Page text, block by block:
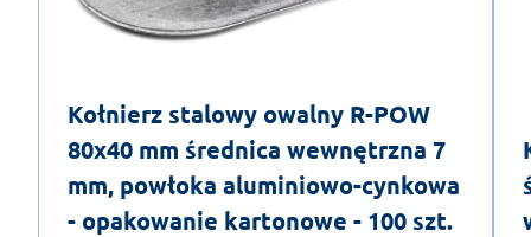
Kołnierz stalowy owalny R-POW
80x40 mm średnica wewnętrzna 7
mm, powłoka aluminiowo-cynkowa
- opakowanie kartonowe - 100 szt.